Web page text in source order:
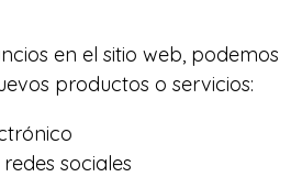
en el sitio web, podemos
productos o servicios:
sociales